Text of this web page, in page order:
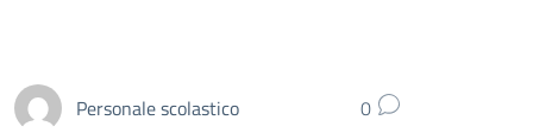
Personale scolastico 0